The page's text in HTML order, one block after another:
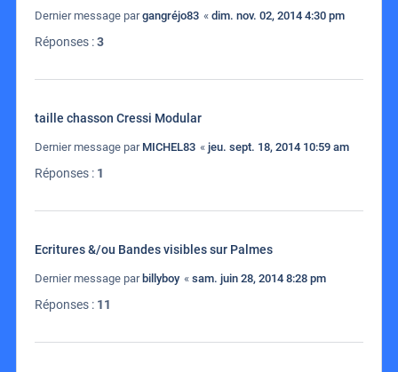
Dernier message pargangréjo83 « dim. nov. 02, 2014 4:30 pm
Réponses :3
taille chasson Cressi Modular
Dernier message par MICHEL83 « jeu. sept. 18, 2014 10:59 am
Réponses : 1
Ecritures &/ou Bandes visibles sur Palmes
Dernier message parbillyboy « sam. juin 28, 2014 8:28 pm
Réponses : 11